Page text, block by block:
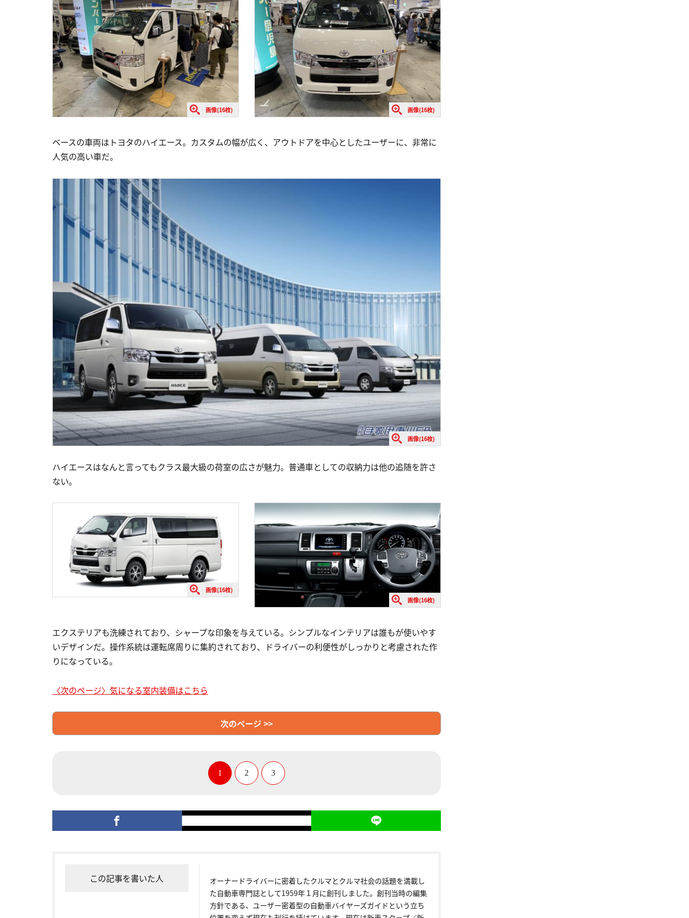
画像(16枚) 画像(16枚)
ベースの車両はトヨタのハイエース。カスタムの幅が広く、アウトドアを中心としたユーザーに、非常に
人気の高い車だ。
画像(16枚)
ハイエースはなんと言ってもクラス最大級の荷室の広さが魅力。普通車としての収納力は他の追随を許さ
ない。
画像(16枚)
画像(16枚)
エクステリアも洗練されており、シャープな印象を与えている。シンプルなインテリアは誰もが使いやす
いデザインだ。操作系統は運転席周りに集約されており、ドライバーの利便性がしっかりと考慮された作
りになっている。
〈次のページ〉気になる室内装備はこちら
次のページ >>
1 2 3
この記事を書いた人
オーナードライバーに密着したクルマとクルマ社会の話題を満載し
た自動車専門誌として1959年１月に創刊しました。創刊当時の編集
方針である、ユーザー密着型の自動車バイヤーズガイドという立ち